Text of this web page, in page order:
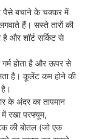
पैसे बचाने के चक्कर में
हैं। सस्ते तारों की
और शॉर्ट सर्किट से
गर्म होता है और ऊपर से
है। कूलेंट कम होने की
के अंदर का तापमान
रखा परफ्यूम,
की बोतल (जो एक